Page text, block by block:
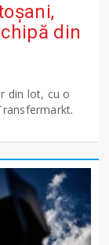
din
din lot, cu o